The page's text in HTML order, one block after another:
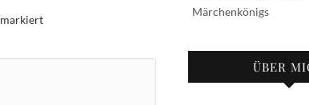
markiert
Märchenkönigs
ÜBER